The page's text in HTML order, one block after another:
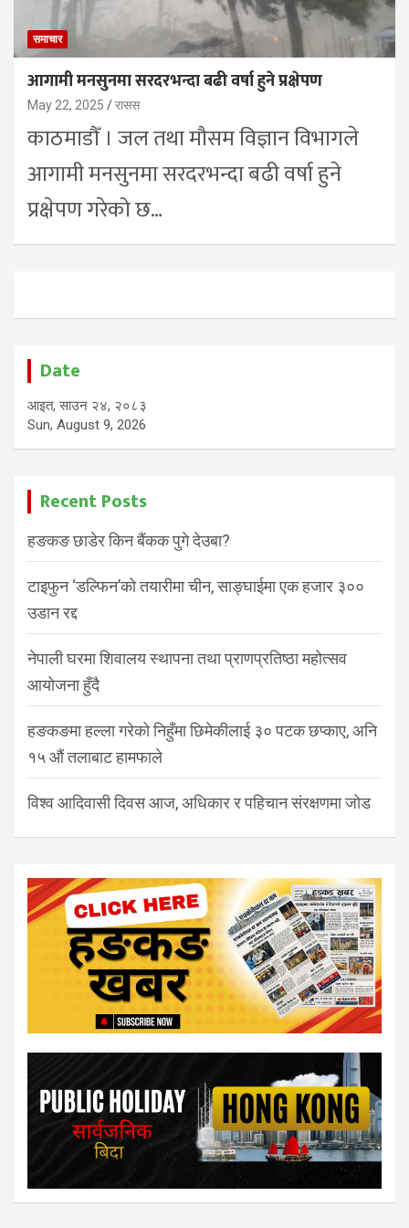
समाचार
आगामी मनसुनमा सरदरभन्दा बढी वर्षा हुने प्रक्षेपण
May 22, 2025 रासस
काठमाडौँ । जल तथा मौसम विज्ञान विभागले
आगामी मनसुनमा सरदरभन्दा बढी वर्षा हुने
प्रक्षेपण गरेको छ…
Date
आइत, साउन २४, २०८३
Sun, August 9, 2026
Recent Posts
हङकङ छाडेर किन बैंकक पुगे देउबा?
टाइफुन ‘डल्फिन’को तयारीमा चीन, साङ्घाईमा एक हजार ३००
उडान रद्द
नेपाली घरमा शिवालय स्थापना तथा प्राणप्रतिष्ठा महोत्सव
आयोजना हुँदै
हङकङमा हल्ला गरेको निहुँमा छिमेकीलाई ३० पटक छप्काए, अनि
१५ औं तलाबाट हामफाले
विश्व आदिवासी दिवस आज, अधिकार र पहिचान संरक्षणमा जोड